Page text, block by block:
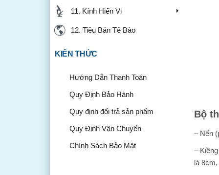
11. Kính Hiển Vi
12. Tiêu Bản Tế Bào
KIẾN THỨC
Hướng Dẫn Thanh Toán
Quy Định Bảo Hành
Quy định đổi trả sản phẩm
Quy Định Vận Chuyển
Chính Sách Bảo Mật
Bộ
– Nến
–
là